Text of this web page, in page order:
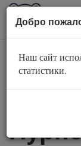
Добро
Наш сайт
статистики.